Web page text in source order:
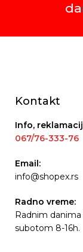
Kontakt
Info,
067/76-333-76
Email:
info@shopex.rs
Radno vreme:
Radnim danima
subotom 8-16h.